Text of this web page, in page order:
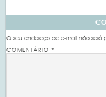
O seu endereço de e-mail não será
COMENTÁRIO*